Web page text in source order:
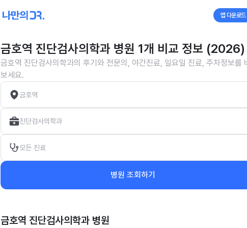
앱 다운로드
금호역 진단검사의학과 병원 1개 비교 정보 (2026)
금호역 진단검사의학과의 후기와 전문의, 야간진료, 일요일 진료, 주차정보를
보세요.
금호역
진단검사의학과
모든 진료
병원 조회하기
금호역 진단검사의학과 병원